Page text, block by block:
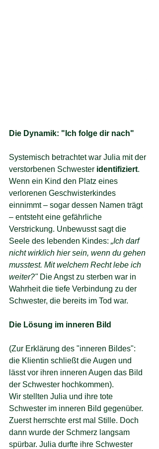
Die Dynamik: "Ich folge dir nach"
Systemisch betrachtet war Julia mit der
verstorbenen Schwester identifiziert.
Wenn ein Kind den Platz eines
verlorenen Geschwisterkindes
einnimmt – sogar dessen Namen trägt
– entsteht eine gefährliche
Verstrickung. Unbewusst sagt die
Seele des lebenden Kindes: „Ich darf
nicht wirklich hier sein, wenn du gehen
musstest. Mit welchem Recht lebe ich
weiter?" Die Angst zu sterben war in
Wahrheit die tiefe Verbindung zu der
Schwester, die bereits im Tod war.
Die Lösung im inneren Bild
(Zur Erklärung des "inneren Bildes":
die Klientin schließt die Augen und
lässt vor ihren inneren Augen das Bild
der Schwester hochkommen).
Wir stellten Julia und ihre tote
Schwester im inneren Bild gegenüber.
Zuerst herrschte erst mal Stille. Doch
dann wurde der Schmerz langsam
spürbar. Julia durfte ihre Schwester